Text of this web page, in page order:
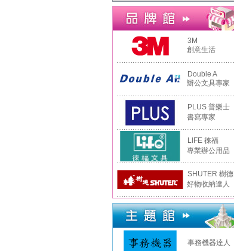
3M
創意生活
Double A
辦公文具專家
PLUS 普樂士
書寫專家
LIFE 徠福
專業辦公用品
SHUTER 樹德
好物收納達人
事務機器達人